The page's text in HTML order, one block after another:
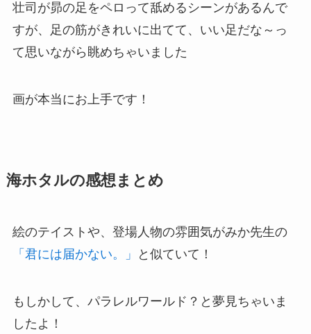
壮司が昴の足をペロって舐めるシーンがあるんで
すが、足の筋がきれいに出てて、いい足だな～っ
て思いながら眺めちゃいました
画が本当にお上手です！
海ホタルの感想まとめ
絵のテイストや、登場人物の雰囲気がみか先生の
「君には届かない。」
と似ていて！
もしかして、パラレルワールド？と夢見ちゃいま
したよ！